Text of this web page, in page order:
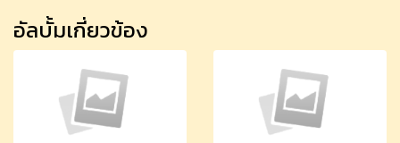
อัลบั้มเกี่ยวข้อง